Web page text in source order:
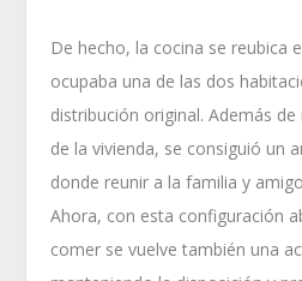
De hecho, la cocina se reubica
ocupaba una de las dos
distribución original. Además
de la vivienda, se consiguió un
donde reunir a la familia y
Ahora, con esta configuración
comer se vuelve también una